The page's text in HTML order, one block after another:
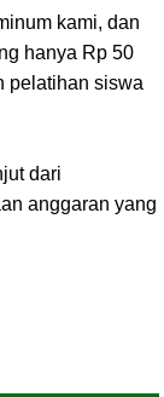
kami, dan
hanya Rp 50
pelatihan siswa
dari
anggaran yang